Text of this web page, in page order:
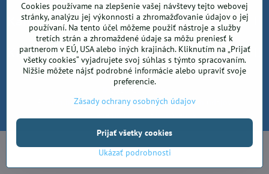
Kancelárske potreby
Kreatívne potreby a sortiment pre deti
2026
Predvoľby súkromiaZásady ochrany osobných údajov
Cookies používame na zlepšenie vašej návštevy tejto webovej
stránky, analýzu jej výkonnosti a zhromažďovanie údajov o jej
používaní. Na tento účel môžeme použiť nástroje a služby
tretích strán a zhromaždené údaje sa môžu preniesť k
partnerom v EÚ, USA alebo iných krajinách. Kliknutím na „Prijať
všetky cookies“ vyjadrujete svoj súhlas s týmto spracovaním.
Nižšie môžete nájsť podrobné informácie alebo upraviť svoje
preferencie.
Zásady ochrany osobných údajov
Ukázať podrobnosti
Prijať všetky cookies